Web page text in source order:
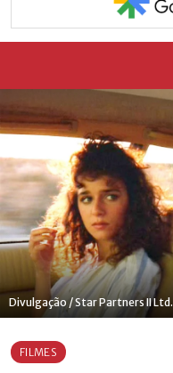
Divulgação / Star Partners II Ltd.
FILMES